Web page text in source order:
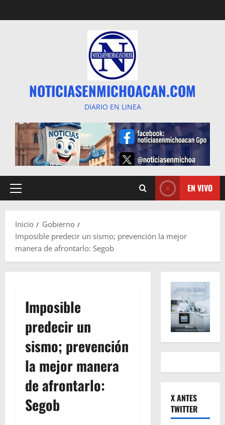
al
NOTICIASENMICHOACAN.COM
DIARIO EN LINEA
Menú
EN VIVO
Inicio
Gobierno
Imposible predecir un sismo; prevención la mejor
manera de afrontarlo: Segob
Imposible
predecir un
sismo; prevención
la mejor manera
de afrontarlo:
Segob
X ANTES
TWITTER